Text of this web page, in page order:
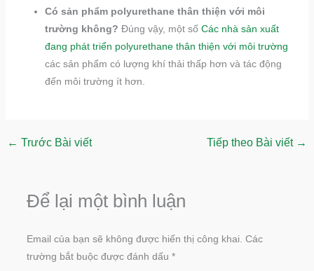
Có sản phẩm polyurethane thân thiện với môi
trường không? Đúng vậy, một số Các nhà sản xuất
đang phát triển polyurethane thân thiện với môi trường
các sản phẩm có lượng khí thải thấp hơn và tác động
đến môi trường ít hơn.
← Trước Bài viết Tiếp theo Bài viết →
Để lại một bình luận
Email của bạn sẽ không được hiển thị công khai. Các
trường bắt buộc được đánh dấu *